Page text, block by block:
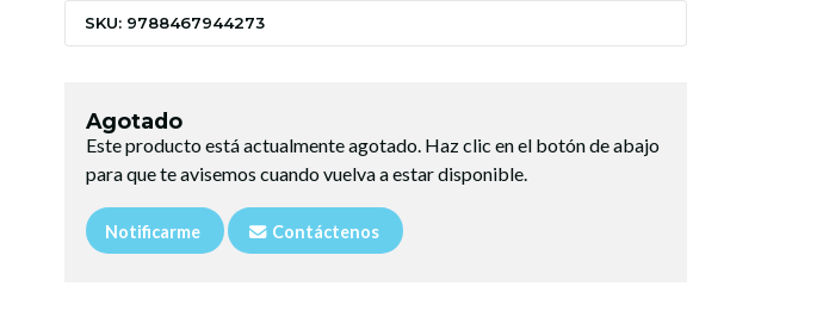
SKU: 9788467944273
Agotado
Este producto está actualmente agotado. Haz clic en el botón de abajo
para que te avisemos cuando vuelva a estar disponible.
Notificarme Contáctenos